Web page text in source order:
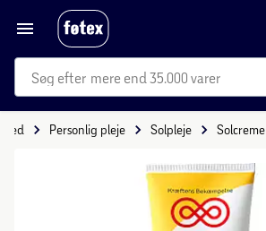
mere end 35.000 varer
Personlig pleje Solpleje Solcreme